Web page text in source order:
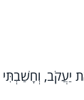
יַעֲקֹב, וְחָשַׁבְתִּי